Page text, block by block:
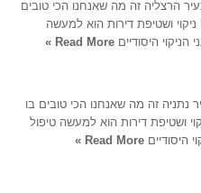
הרצליה זה מה שאנחנו הכי טובים
ושטיפת דירות הוא למעשה
היסודיים Read More »
נתניה זה מה שאנחנו הכי טובים בו
ושטיפת דירות הוא למעשה טיפול
היסודיים Read More »